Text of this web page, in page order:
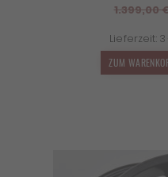
1.399,00
Lieferzeit:
ZUM